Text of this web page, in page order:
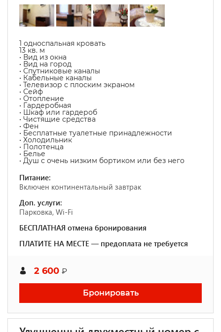
1 односпальная кровать
13 кв. м
• Вид из окна
• Вид на город
• Спутниковые каналы
• Кабельные каналы
• Телевизор с плоским экраном
• Сейф
• Отопление
• Гардеробная
• Шкаф или гардероб
• Чистящие средства
• Фен
• Бесплатные туалетные принадлежности
• Холодильник
• Полотенца
• Белье
• Душ с очень низким бортиком или без него
Питание:
Включен континентальный завтрак
Доп. услуги:
Парковка, Wi-Fi
БЕСПЛАТНАЯ отмена бронирования
ПЛАТИТЕ НА МЕСТЕ — предоплата не требуется
2 600 ₽
Бронировать